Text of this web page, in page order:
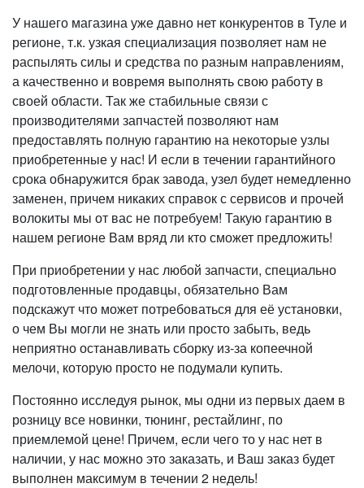
У нашего магазина уже давно нет конкурентов в Туле и
регионе, т.к. узкая специализация позволяет нам не
распылять силы и средства по разным направлениям,
а качественно и вовремя выполнять свою работу в
своей области. Так же стабильные связи с
производителями запчастей позволяют нам
предоставлять полную гарантию на некоторые узлы
приобретенные у нас! И если в течении гарантийного
срока обнаружится брак завода, узел будет немедленно
заменен, причем никаких справок с сервисов и прочей
волокиты мы от вас не потребуем! Такую гарантию в
нашем регионе Вам вряд ли кто сможет предложить!
При приобретении у нас любой запчасти, специально
подготовленные продавцы, обязательно Вам
подскажут что может потребоваться для её установки,
о чем Вы могли не знать или просто забыть, ведь
неприятно останавливать сборку из-за копеечной
мелочи, которую просто не подумали купить.
Постоянно исследуя рынок, мы одни из первых даем в
розницу все новинки, тюнинг, рестайлинг, по
приемлемой цене! Причем, если чего то у нас нет в
наличии, у нас можно это заказать, и Ваш заказ будет
выполнен максимум в течении 2 недель!